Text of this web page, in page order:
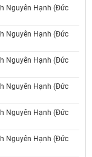
Nguyên Hạnh (Đức
Nguyên Hạnh (Đức
Nguyên Hạnh (Đức
Nguyên Hạnh (Đức
Nguyên Hạnh (Đức
Nguyên Hạnh (Đức